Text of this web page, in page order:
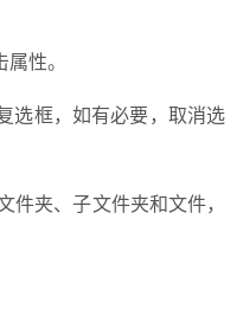
性。
选框，如有必要，取消选
件夹、子文件夹和文件，